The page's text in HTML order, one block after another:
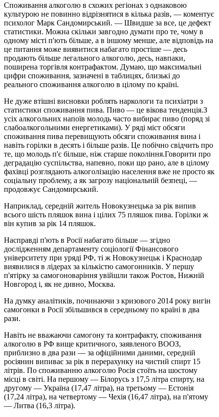
Споживання алкоголю в схожих регіонах з однаковою
культурою не повинно відрізнятися в кілька разів, — коментує
психолог Марк Сандомирський. — Швидше за все, це дефект
статистики. Можна скільки завгодно думати про те, чому в
одному місті п'ють більше, а в іншому менше, але відповідь на
це питання може виявитися набагато простіше — десь
продають більше легального алкоголю, десь, навпаки,
поширена торгівля контрафактом. Думаю, що максимальні
цифри споживання, зазначені в таблицях, близькі до
реального споживання алкоголю в цілому по країні.
Не дуже втішні висновки роблять наркологи та психіатри з
статистики споживання пива. Пиво — це вікова тенденція.З
усіх алкогольних напоїв молодь часто вибирає пиво (поряд зі
слабоалкогольними енергетиками). У ряді міст обсяги
споживання пива перевищують обсяги споживання вина і
навіть горілки в десять і більше разів. Це побічно свідчить про
те, що молодь п'є більше, ніж старше покоління.Говорити про
деградацію суспільства, напевно, поки що рано, але в цілому
фахівці розглядають алкоголізацію населення вже не просто як
соціальну проблему, а як загрозу національній безпеці, —
продовжує Сандомирський.
Наприклад, середній житель Новокузнецька за рік випив
всього шість пляшок вина і цілих 75 пляшок пива. Горілки ж
він купив за рік 14 пляшок.
Насправді п'ють в Росії набагато більше — згідно
дослідженням департаменту соціології Фінансового
університету при уряді РФ, ті ж Новокузнецьк і Краснодар
виявилися в лідерах за кількістю самогонників. У першу
п'ятірку за самогоноваріння увійшли також Ростов, Нижній
Новгород і, як не дивно, Москва.
На думку аналітиків, починаючи з кризового 2014 року вигін
самогонки в Росії збільшився в середньому по країні в два
рази.
Навіть не вважаючи самогону та контрафакту, споживання
алкоголю в РФ вище критичного, заявленого ВООЗ,
приблизно в два рази — за офіційними даними, середній
росіянин випиває за рік в перерахунку на чистий спирт 15
літрів. По споживанню алкоголю Росія стоїть на шостому
місці в світі. На першому — Білорусь з 17,5 літра спирту, на
другому — Україна (17,47 літра), на третьому — Естонія
(17,24 літра), на четвертому — Чехія (16,47 літра), на п'ятому
— Литва (16,3 літра).